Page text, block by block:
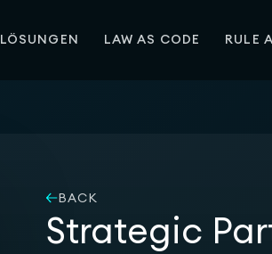
LÖSUNGEN LAW AS CODE RULE
BACK
Strategic